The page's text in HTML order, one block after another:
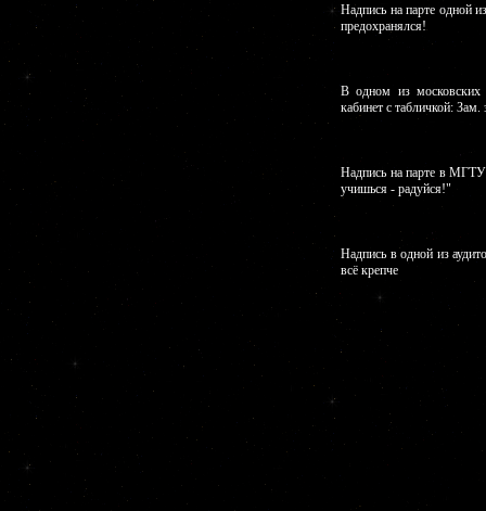
Надпись на парте одной
предохранялся!
В одном из московских
кабинет с табличкой:
Надпись на парте в
учишься - радуйся!"
Надпись в одной из
всё крепче